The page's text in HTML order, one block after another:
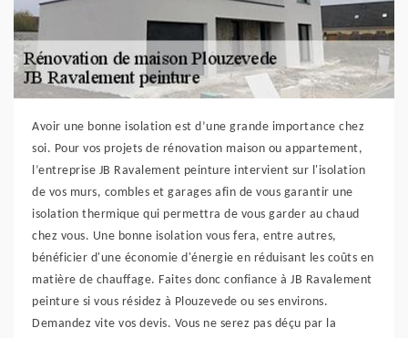
Avoir une bonne isolation est d’une grande importance chez
soi. Pour vos projets de rénovation maison ou appartement,
l’entreprise JB Ravalement peinture intervient sur l'isolation
de vos murs, combles et garages afin de vous garantir une
isolation thermique qui permettra de vous garder au chaud
chez vous. Une bonne isolation vous fera, entre autres,
bénéficier d'une économie d'énergie en réduisant les coûts en
matière de chauffage. Faites donc confiance à JB Ravalement
peinture si vous résidez à Plouzevede ou ses environs.
Demandez vite vos devis. Vous ne serez pas déçu par la